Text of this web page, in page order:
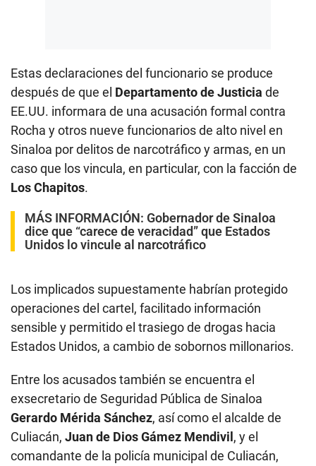
Estas declaraciones del funcionario se produce
después de que el Departamento de Justicia de
EE.UU. informara de una acusación formal contra
Rocha y otros nueve funcionarios de alto nivel en
Sinaloa por delitos de narcotráfico y armas, en un
caso que los vincula, en particular, con la facción de
Los Chapitos.
MÁS INFORMACIÓN: Gobernador de Sinaloa
dice que “carece de veracidad” que Estados
Unidos lo vincule al narcotráfico
Los implicados supuestamente habrían protegido
operaciones del cartel, facilitado información
sensible y permitido el trasiego de drogas hacia
Estados Unidos, a cambio de sobornos millonarios.
Entre los acusados también se encuentra el
exsecretario de Seguridad Pública de Sinaloa
Gerardo Mérida Sánchez, así como el alcalde de
Culiacán, Juan de Dios Gámez Mendivil, y el
comandante de la policía municipal de Culiacán,